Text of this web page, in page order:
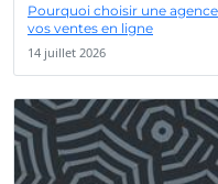
Pourquoi choisir une
vos ventes en ligne
14 juillet 2026